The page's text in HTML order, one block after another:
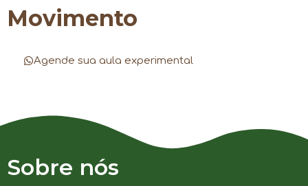
Movimento
Agende sua aula experimental
Sobre nós